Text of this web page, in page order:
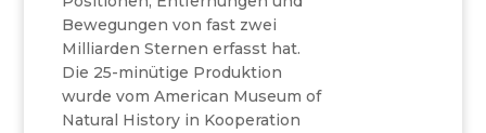
Bewegungen von fast zwei
Milliarden Sternen erfasst hat.
Die 25-minütige Produktion
wurde vom American Museum of
Natural History in Kooperation